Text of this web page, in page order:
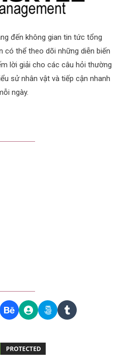
đến không gian tin tức tổng
có thể theo dõi những diễn biến
lời giải cho các câu hỏi thường
sử nhân vật và tiếp cận nhanh
ngày.